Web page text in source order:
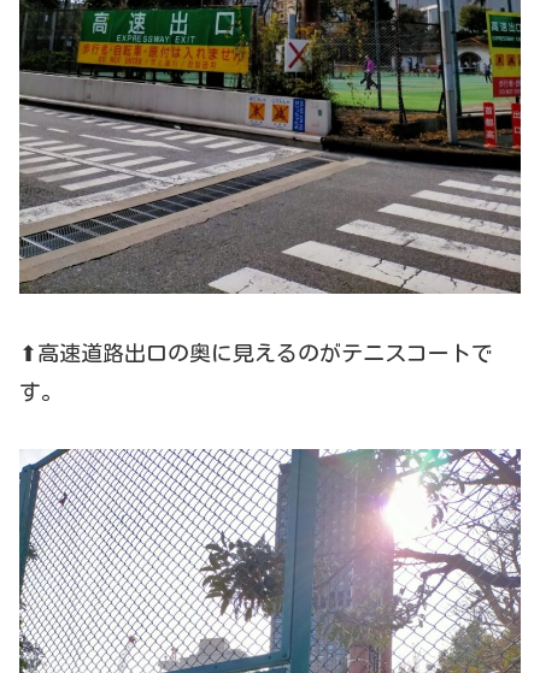
⬆高速道路出口の奥に見えるのがテニスコートで
す。